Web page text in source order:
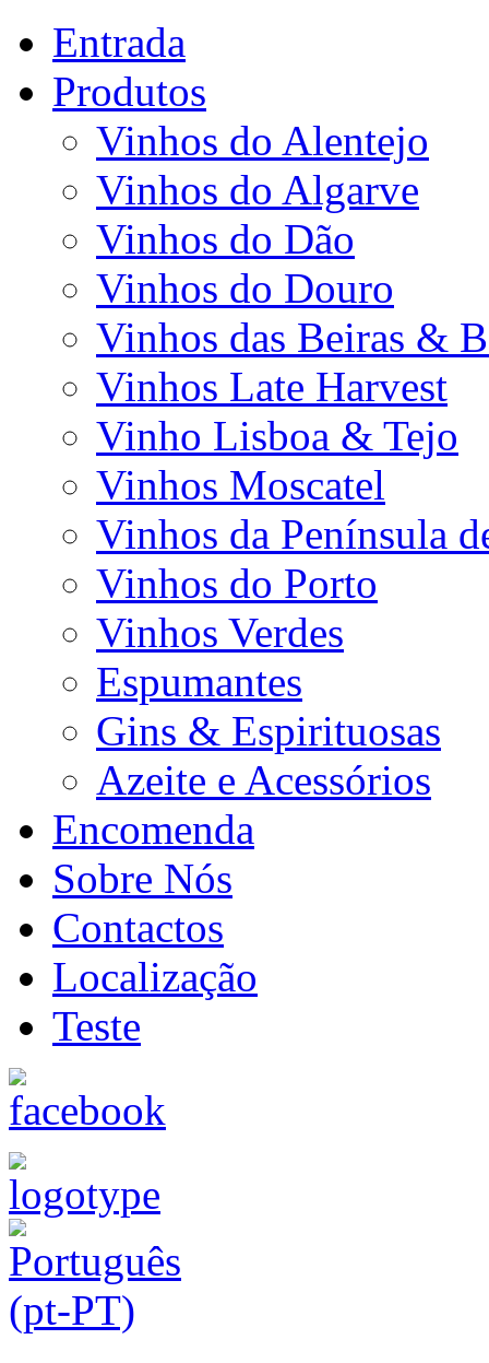
Entrada
Produtos
Vinhos do Alentejo
Vinhos do Algarve
Vinhos do Dão
Vinhos do Douro
Vinhos das Beiras &
Vinhos Late Harvest
Vinho Lisboa & Tejo
Vinhos Moscatel
Vinhos da Península
Vinhos do Porto
Vinhos Verdes
Espumantes
Gins & Espirituosas
Azeite e Acessórios
Encomenda
Sobre Nós
Contactos
Localização
Teste